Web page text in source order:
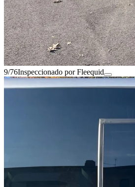
9/76Inspeccionado por Fleequid